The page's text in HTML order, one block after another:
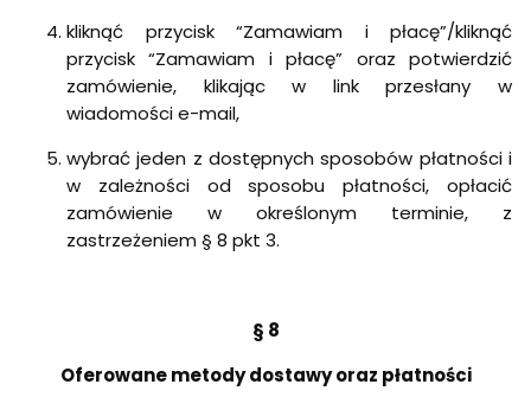
kliknąć przycisk “Zamawiam i płacę”/kliknąć
przycisk “Zamawiam i płacę” oraz potwierdzić
zamówienie, klikając w link przesłany w
wiadomości e-mail,
wybrać jeden z dostępnych sposobów płatności i
w zależności od sposobu płatności, opłacić
zamówienie w określonym terminie, z
zastrzeżeniem § 8 pkt 3.
§ 8
Oferowane metody dostawy oraz płatności